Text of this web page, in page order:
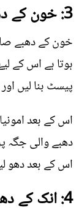
3: خون کے دھبے صاف کرنے کے لیۓ
خون کے دھبے
ہوتا ہے اس کے
پیسٹ بنا لیں
اس کے بعد
دھبے والی جگہ
اس کے بعد دھو
4: انک کے دھبے صاف کرنے کے لئے